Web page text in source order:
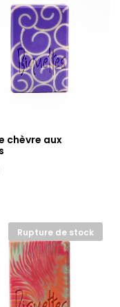
chèvre aux
Rupture de stock